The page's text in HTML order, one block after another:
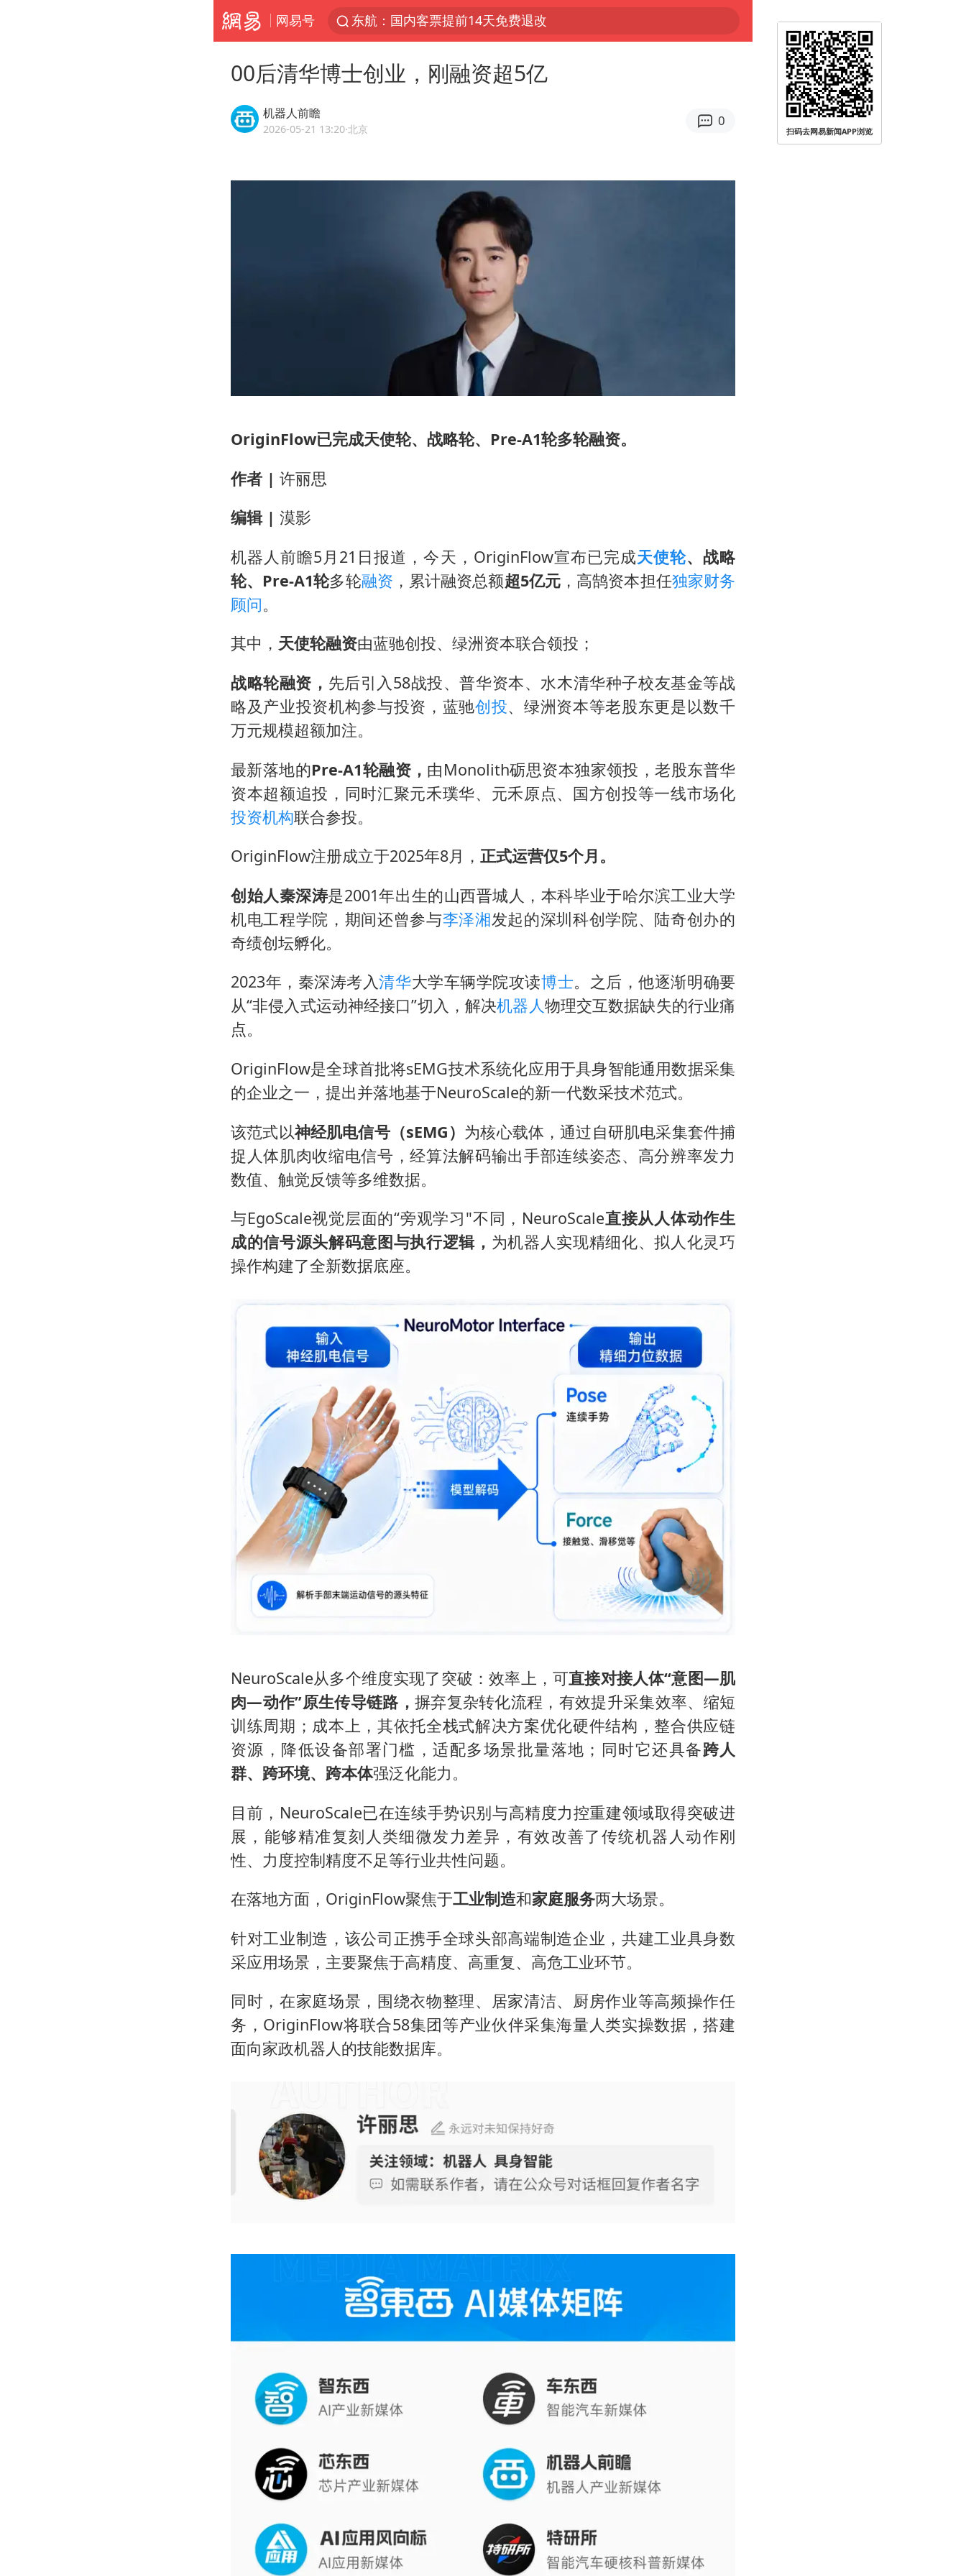
网易号
东航：国内客票提前14天免费退改
“电影+”如何激发千亿级消费新活力？
向鹏0-3不敌张本智和
曝韩国足协为外籍裁判员安排色情招待
佛山通报笔试前13被淘汰后5名进体检
“新疆阿勒泰八月能滑雪”不实
广东雷州通报特教老师招聘违规事件
陈幸同晋级WTT横滨冠军赛8强
泰国枪击案凶手先杀祖父母后行凶
“立秋的第一杯奶茶”又爆单了
超颖电子拟投资20.86亿建设新项目
宇树科技中一签需缴款7.54万元
国防部：坚决反制任何闹海挑衅图谋
江苏发布台风蓝色预警
00后清华博士创业，刚融资超5亿
机器人前瞻
2026-05-21 13:20·北京
0
OriginFlow已完成天使轮、战略轮、Pre-A1轮多轮融资。
作者 | 许丽思
编辑 | 漠影
机器人前瞻5月21日报道，今天，OriginFlow宣布已完成天使轮、战略
轮、Pre-A1轮多轮融资 ，累计融资总额超5亿元 ，高鹄资本担任独家财务
顾问。
其中， 天使轮融资由蓝驰创投、绿洲资本联合领投；
战略轮融资， 先后引入58战投、普华资本、水木清华种子校友基金等战
略及产业投资机构参与投资，蓝驰创投、绿洲资本等老股东更是以数千
万元规模超额加注。
最新落地的Pre-A1轮融资， 由Monolith砺思资本独家领投，老股东普华
资本超额追投，同时汇聚元禾璞华、元禾原点、国方创投等一线市场化
投资机构联合参投。
OriginFlow注册成立于2025年8月， 正式运营仅5个月。
创始人秦深涛是2001年出生的山西晋城人，本科毕业于哈尔滨工业大学
机电工程学院，期间还曾参与李泽湘发起的深圳科创学院、陆奇创办的
奇绩创坛孵化。
2023年，秦深涛考入清华大学车辆学院攻读博士。之后，他逐渐明确要
从“非侵入式运动神经接口”切入，解决机器人物理交互数据缺失的行业痛
点。
OriginFlow是全球首批将sEMG技术系统化应用于具身智能通用数据采集
的企业之一，提出并落地基于NeuroScale的新一代数采技术范式。
该范式以神经肌电信号（sEMG） 为核心载体，通过自研肌电采集套件捕
捉人体肌肉收缩电信号，经算法解码输出手部连续姿态、高分辨率发力
数值、触觉反馈等多维数据。
与EgoScale视觉层面的“旁观学习"不同，NeuroScale直接从人体动作生
成的信号源头解码意图与执行逻辑， 为机器人实现精细化、拟人化灵巧
操作构建了全新数据底座。
NeuroScale从多个维度实现了突破：效率上，可直接对接人体“意图—肌
肉—动作”原生传导链路， 摒弃复杂转化流程，有效提升采集效率、缩短
训练周期；成本上，其依托全栈式解决方案优化硬件结构，整合供应链
资源，降低设备部署门槛，适配多场景批量落地；同时它还具备跨人
群、跨环境、跨本体强泛化能力。
目前，NeuroScale已在连续手势识别与高精度力控重建领域取得突破进
展，能够精准复刻人类细微发力差异，有效改善了传统机器人动作刚
性、力度控制精度不足等行业共性问题。
在落地方面，OriginFlow聚焦于工业制造和家庭服务两大场景。
针对工业制造，该公司正携手全球头部高端制造企业，共建工业具身数
采应用场景，主要聚焦于高精度、高重复、高危工业环节。
同时，在家庭场景，围绕衣物整理、居家清洁、厨房作业等高频操作任
务，OriginFlow将联合58集团等产业伙伴采集海量人类实操数据，搭建
面向家政机器人的技能数据库。
扫码去网易新闻APP浏览